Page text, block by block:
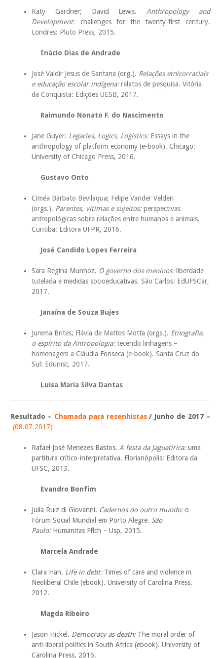
Katy Gardner; David Lewis. Anthropology and
Development:challenges for the twenty-first century.
Londres: Pluto Press, 2015.
Inácio Dias de Andrade
José Valdir Jesus de Santana (org.). Relações etnicorraciais
e educação escolar indígena:relatos de pesquisa. Vitória
da Conquista: Edições UESB, 2017.
Raimundo Nonato F. do Nascimento
Jane Guyer. Legacies, Logics, Logistics: Essays in the
anthropology of platform economy (e-book). Chicago:
University of Chicago Press, 2016.
Gustavo Onto
Ciméa Barbato Bevilaqua; Felipe Vander Velden
(orgs.). Parentes, vítimas e sujeitos:perspectivas
antropológicas sobre relações entre humanos e animais.
Curitiba: Editora UFPR, 2016.
José Candido Lopes Ferreira
Sara Regina Munhoz. O governo dos meninos: liberdade
tutelada e medidas socioeducativas. São Carlos: EdUFSCar,
2017.
Janaína de Souza Bujes
Jurema Brites; Flávia de Mattos Motta (orgs.). Etnografia,
o espírito da Antropologia:tecendo linhagens –
homenagem a Cláudia Fonseca (e-book). Santa Cruz do
Sul: Edunisc, 2017.
Luísa Maria Silva Dantas
Resultado – Chamada para resenhistas/ Junho de 2017 –
(08.07.2017)
Rafael José Menezes Bastos. A festa da Jaguatirica:uma
partitura crítico-interpretativa. Florianópolis: Editora da
UFSC, 2013.
Evandro Bonfim
Julia Ruiz di Giovanni. Cadernos do outro mundo:o
Fórum Social Mundial em Porto Alegre. São
Paulo: Humanitas Fflch – Usp, 2015.
Marcela Andrade
Clara Han. Life in debt: Times of care and violence in
Neoliberal Chile (ebook). University of Carolina Press,
2012.
Magda Ribeiro
Jason Hickel. Democracy as death: The moral order of
anti-liberal politics in South Africa (ebook). University of
Carolina Press, 2015.